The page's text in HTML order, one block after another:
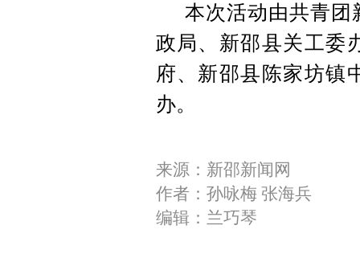
本次活动由共青团
政局、新邵县关工委
府、新邵县陈家坊镇
办。
来源：新邵新闻网
作者：孙咏梅 张海兵
编辑：兰巧琴